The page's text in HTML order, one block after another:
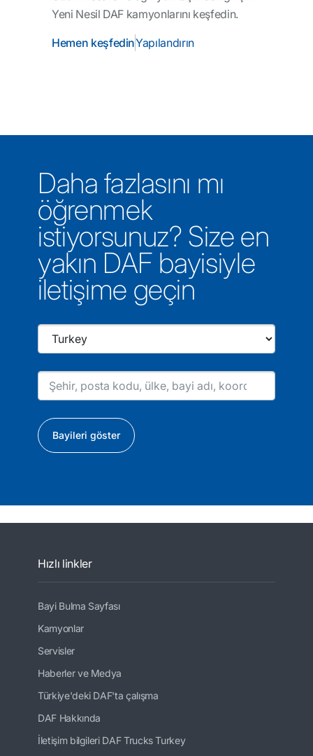
Yeni Nesil DAF kamyonlarını keşfedin.
Hemen keşfedinYapılandırın
Daha fazlasını mı
öğrenmek
istiyorsunuz? Size en
yakın DAF bayisiyle
iletişime geçin
Bayileri göster
Hızlı linkler
Bayi Bulma Sayfası
Kamyonlar
Servisler
Haberler ve Medya
Türkiye'deki DAF'ta çalışma
DAF Hakkında
İletişim bilgileri DAF Trucks Turkey